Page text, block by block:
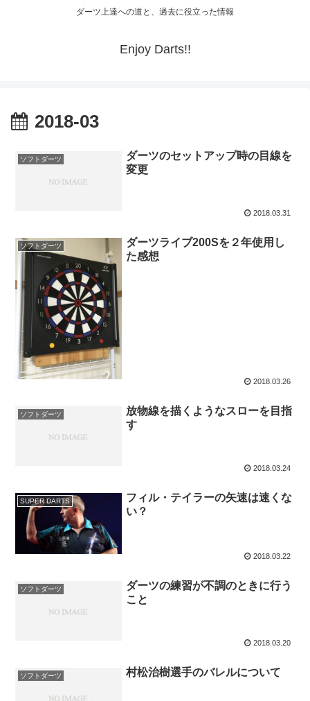
ダーツ上達への道と、過去に役立った情報
Enjoy Darts!!
2018-03
ソフトダーツ
ダーツのセットアップ時の目線を
変更
2018.03.31
ソフトダーツ
ダーツライブ200Sを２年使用し
た感想
2018.03.26
ソフトダーツ
放物線を描くようなスローを目指
す
2018.03.24
SUPER DARTS
フィル・テイラーの矢速は速くな
い？
2018.03.22
ソフトダーツ
ダーツの練習が不調のときに行う
こと
2018.03.20
ソフトダーツ 村松治樹選手のバレルについて